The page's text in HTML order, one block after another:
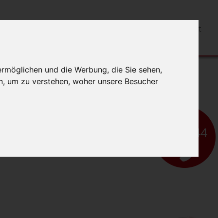
und die Werbung, die Sie sehen,
um zu verstehen, woher unsere Besucher
Kontakt